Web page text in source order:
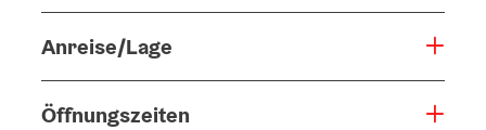
Anreise/Lage
Öffnungszeiten